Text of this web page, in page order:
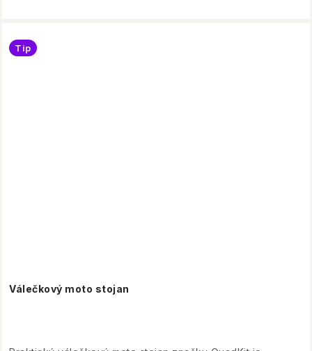
Válečkový moto stojan
Tip